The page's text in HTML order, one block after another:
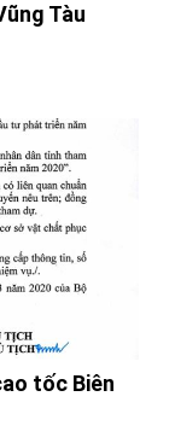
Tàu
tốc Biên